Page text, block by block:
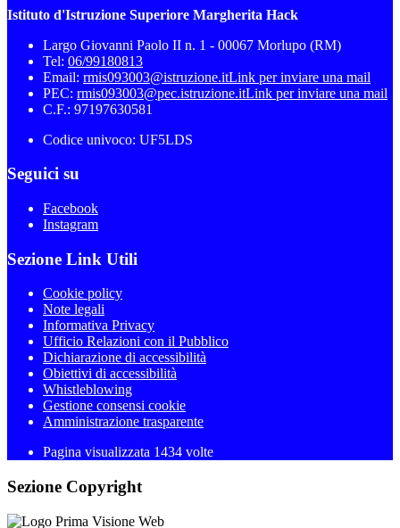
Istituto d'Istruzione Superiore Margherita Hack
Largo Giovanni Paolo II n. 1 - 00067 Morlupo (RM)
Tel: 06/99180813
Email: rmis093003@istruzione.itLink per inviare una mail
PEC: rmis093003@pec.istruzione.itLink per inviare una mail
C.F.: 97197630581
Codice univoco: UF5LDS
Seguici su
Facebook
Instagram
Sezione Link Utili
Cookie policy
Note legali
Informativa Privacy
Ufficio Relazioni con il Pubblico
Dichiarazione di accessibilità
Obiettivi di accessibilità
Whistleblowing
Gestione consensi cookie
Amministrazione trasparente
Pagina visualizzata 1434 volte
Sezione Copyright